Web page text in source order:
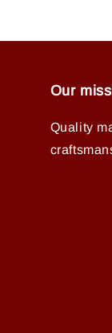
Our
Quality